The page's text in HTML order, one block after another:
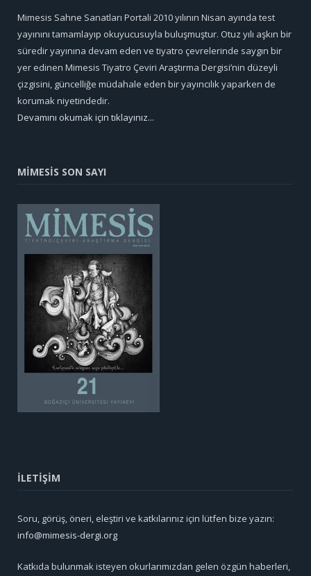
Mimesis Sahne Sanatları Portali 2010 yılının Nisan ayında test
yayınını tamamlayıp okuyucusuyla buluşmuştur. Otuz yılı aşkın bir
süredir yayınına devam eden ve tiyatro çevrelerinde saygın bir
yer edinen Mimesis Tiyatro Çeviri Araştırma Dergisi’nin düzeyli
çizgisini, güncelliğe müdahale eden bir yayıncılık yaparken de
korumak niyetindedir.
Devamını okumak için tıklayınız...
MİMESİS SON SAYI
İLETİŞİM
Soru, görüş, öneri, eleştiri ve katkılarınız için lütfen bize yazın:
info@mimesis-dergi.org
Katkıda bulunmak isteyen okurlarımızdan gelen özgün haberleri,